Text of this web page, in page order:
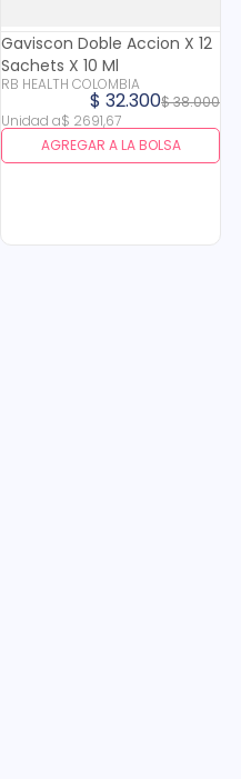
Gaviscon Doble Accion X 12
Sachets X 10 Ml
RB HEALTH COLOMBIA
$38.000
$ 32.300
Unidad a$ 2691,67
AGREGAR A LA BOLSA